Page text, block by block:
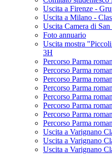
Uscita a Firenze -
Uscita a Milano -
Uscita Camera di
Foto annuario
Uscita mostra
3H
Percorso Parma
Percorso Parma
Percorso Parma
Percorso Parma
Percorso Parma
Percorso Parma
Percorso Parma
Percorso Parma
Uscita a Varignano
Uscita a Varignano
Uscita a Varignano